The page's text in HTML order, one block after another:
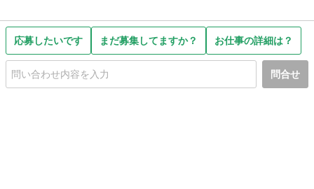
応募したいです まだ募集してますか？ お仕事の詳細は？
問合せ